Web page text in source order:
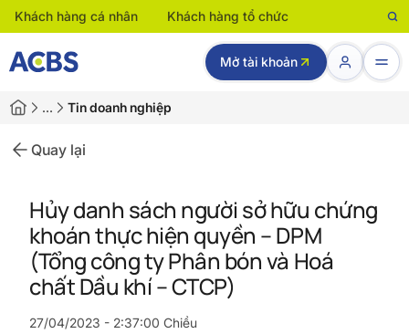
Khách hàng cá nhân Khách hàng tổ chức
Mở tài khoản
… Tin doanh nghiệp
Quay lại
Hủy danh sách người sở hữu chứng
khoán thực hiện quyền – DPM
(Tổng công ty Phân bón và Hoá
chất Dầu khí – CTCP)
27/04/2023 - 2:37:00 Chiều